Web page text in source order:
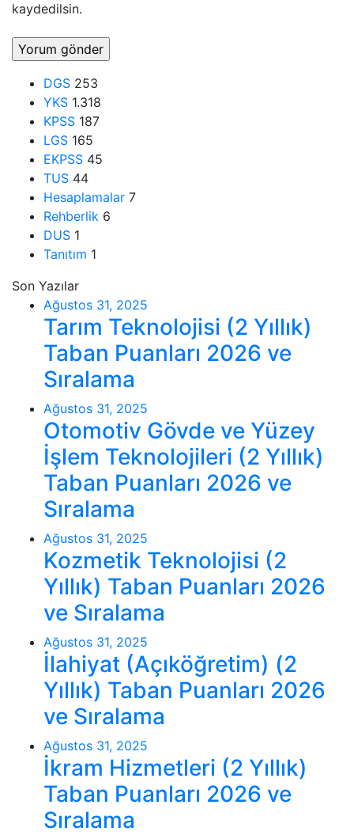
kaydedilsin.
DGS 253
YKS 1.318
KPSS 187
LGS 165
EKPSS 45
TUS 44
Hesaplamalar 7
Rehberlik 6
DUS 1
Tanıtım 1
Son Yazılar
Ağustos 31, 2025
Tarım Teknolojisi (2 Yıllık)
Taban Puanları 2026 ve
Sıralama
Ağustos 31, 2025
Otomotiv Gövde ve Yüzey
İşlem Teknolojileri (2 Yıllık)
Taban Puanları 2026 ve
Sıralama
Ağustos 31, 2025
Kozmetik Teknolojisi (2
Yıllık) Taban Puanları 2026
ve Sıralama
Ağustos 31, 2025
İlahiyat (Açıköğretim) (2
Yıllık) Taban Puanları 2026
ve Sıralama
Ağustos 31, 2025
İkram Hizmetleri (2 Yıllık)
Taban Puanları 2026 ve
Sıralama